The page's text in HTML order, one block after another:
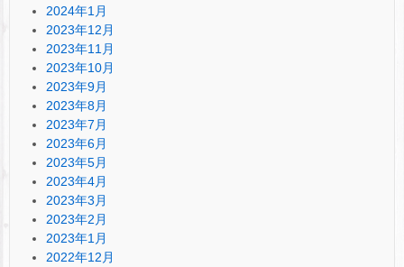
2024年1月
2023年12月
2023年11月
2023年10月
2023年9月
2023年8月
2023年7月
2023年6月
2023年5月
2023年4月
2023年3月
2023年2月
2023年1月
2022年12月